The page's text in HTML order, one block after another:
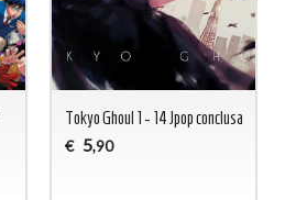
Tokyo Ghoul 1 - 14 Jpop conclusa
€ 5,90